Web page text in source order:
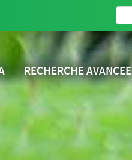
RECHERCHE AVANCEE